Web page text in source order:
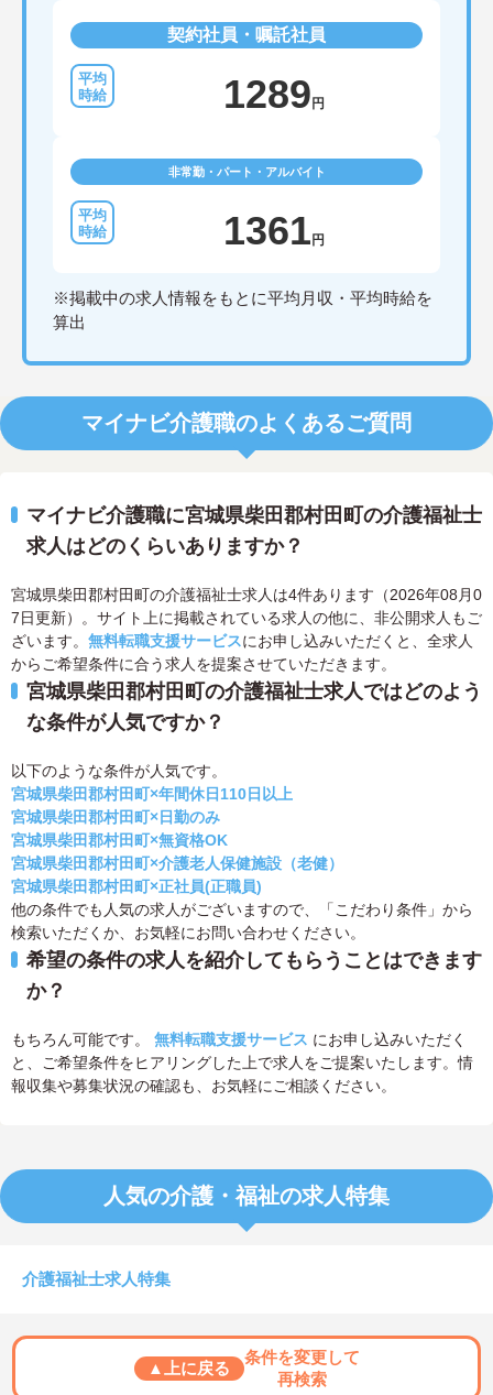
契約社員・嘱託社員
1289 円
非常勤・パート・アルバイト
1361 円
※掲載中の求人情報をもとに平均月収・平均時給を
算出
マイナビ介護職のよくあるご質問
マイナビ介護職に宮城県柴田郡村田町の介護福祉士
求人はどのくらいありますか？
宮城県柴田郡村田町の介護福祉士求人は4件あります（2026年08月0
7日更新）。サイト上に掲載されている求人の他に、非公開求人もご
ざいます。 無料転職支援サービスにお申し込みいただくと、全求人
からご希望条件に合う求人を提案させていただきます。
宮城県柴田郡村田町の介護福祉士求人ではどのよう
な条件が人気ですか？
以下のような条件が人気です。
宮城県柴田郡村田町×年間休日110日以上
宮城県柴田郡村田町×日勤のみ
宮城県柴田郡村田町×無資格OK
宮城県柴田郡村田町×介護老人保健施設（老健）
宮城県柴田郡村田町×正社員(正職員)
他の条件でも人気の求人がございますので、「こだわり条件」から
検索いただくか、お気軽にお問い合わせください。
希望の条件の求人を紹介してもらうことはできます
か？
もちろん可能です。 無料転職支援サービス にお申し込みいただく
と、ご希望条件をヒアリングした上で求人をご提案いたします。情
報収集や募集状況の確認も、お気軽にご相談ください。
人気の介護・福祉の求人特集
介護福祉士求人特集
▲上に戻る
条件を変更して
再検索